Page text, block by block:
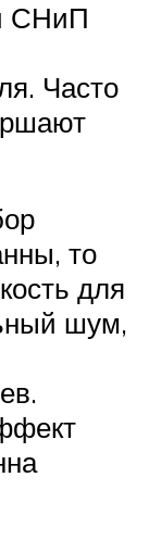
СНиП
Часто
то
для
шум,